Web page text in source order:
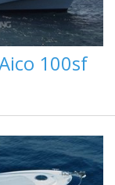
100sf